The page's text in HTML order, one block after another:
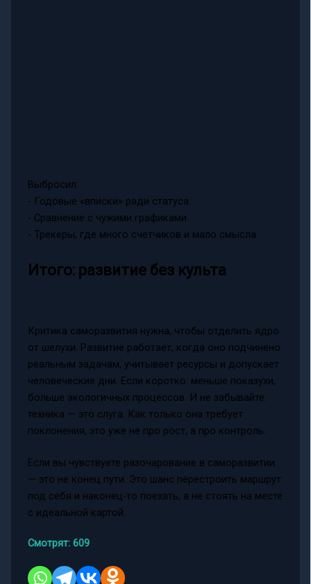
Выбросил:
- Годовые «вписки» ради статуса.
- Сравнение с чужими графиками.
- Трекеры, где много счетчиков и мало смысла.
Итого: развитие без культа
Критика саморазвития нужна, чтобы отделить ядро
от шелухи. Развитие работает, когда оно подчинено
реальным задачам, учитывает ресурсы и допускает
человеческие дни. Если коротко: меньше показухи,
больше экологичных процессов. И не забывайте:
техника — это слуга. Как только она требует
поклонения, это уже не про рост, а про контроль.
Если вы чувствуете разочарование в саморазвитии
— это не конец пути. Это шанс перестроить маршрут
под себя и наконец-то поехать, а не стоять на месте
с идеальной картой.
Смотрят: 609